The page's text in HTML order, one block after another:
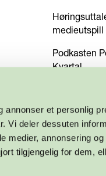
et personlig
Vi deler dessuten
medier, annonsering
tilgjengelig for dem,
medieutspill
Podkasten
Kvartal